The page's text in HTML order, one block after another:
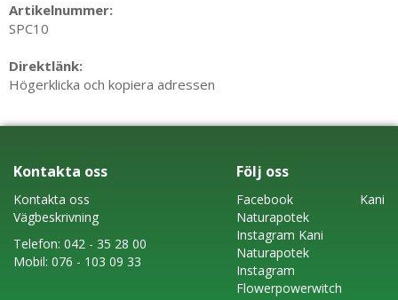
Artikelnummer:
SPC10
Direktlänk:
Högerklicka och kopiera adressen
Kontakta oss
Kontakta oss
Vägbeskrivning
Telefon: 042 - 35 28 00
Mobil: 076 - 103 09 33
Följ oss
FacebookKani
Naturapotek
Instagram Kani
Naturapotek
Instagram
Flowerpowerwitch